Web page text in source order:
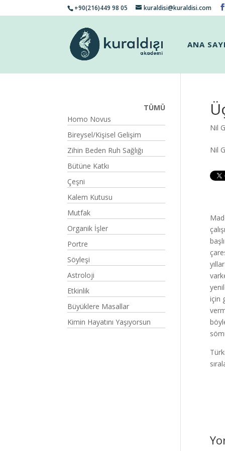
+90(216)449 98 05 kuraldisi@kuraldisi.com
ANA
Nil
Nil
için
TÜMÜ
Homo Novus
Bireysel/Kişisel Gelişim
Zihin Beden Ruh Sağlığı
Bütüne Katkı
Çeşni
Kalem Kutusu
Mutfak
Organik İşler
Portre
Söyleşi
Astroloji
Etkinlik
Büyüklere Masallar
Kimin Hayatını Yaşıyorsun